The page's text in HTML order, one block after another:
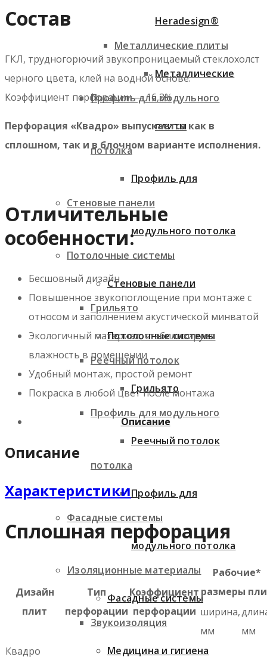
Металлические плиты
Профиль для модульного
потолка
Стеновые панели
Потолочные системы
Грильято
Реечный потолок
Профиль для модульного
потолка
Фасадные системы
Изоляционные материалы
Звукоизоляция
Heradesign®
Металлические
плиты
Профиль для
модульного потолка
Стеновые панели
Потолочные системы
Грильято
Реечный потолок
Профиль для
модульного потолка
Фасадные системы
Медицина и гигиена
Состав
ГКЛ, трудногорючий звукопроницаемый стеклохолст
черного цвета, клей на водной основе.
Коэффициент перфорации — 16,3%
Перфорация «Квадро» выпускается как в
сплошном, так и в блочном варианте исполнения.
Отличительные
особенности:
Бесшовный дизайн
Повышенное звукопоглощение при монтаже с
относом и заполнением акустической минватой
Экологичный материал, стабилизирует
влажность в помещении
Удобный монтаж, простой ремонт
Покраска в любой цвет после монтажа
Описание
Описание
Характеристики
Сплошная перфорация
Дизайн
плит
Тип
перфорации
Коэффициент
перфорации
Рабочие*
размеры
ширина,
мм
мм
Квадро